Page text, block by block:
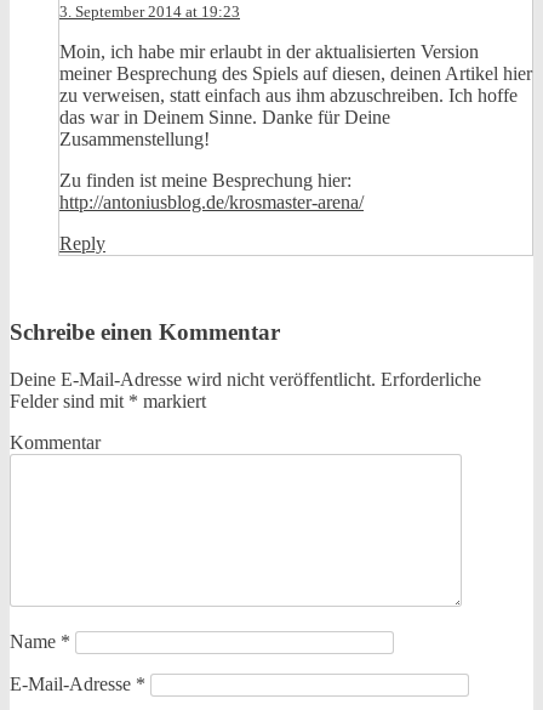
3. September 2014 at 19:23
Moin, ich habe mir erlaubt in der aktualisierten Version
meiner Besprechung des Spiels auf diesen, deinen Artikel hier
zu verweisen, statt einfach aus ihm abzuschreiben. Ich hoffe
das war in Deinem Sinne. Danke für Deine
Zusammenstellung!
Zu finden ist meine Besprechung hier:
http://antoniusblog.de/krosmaster-arena/
Reply
Schreibe einen Kommentar
Deine E-Mail-Adresse wird nicht veröffentlicht. Erforderliche
Felder sind mit * markiert
Kommentar
Name *
E-Mail-Adresse *